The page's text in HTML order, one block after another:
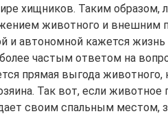
хищников. Таким образом,
животного и внешним
и автономной кажется жизнь
частым ответом на
прямая выгода животного,
Так вот, если
своим спальным местом,